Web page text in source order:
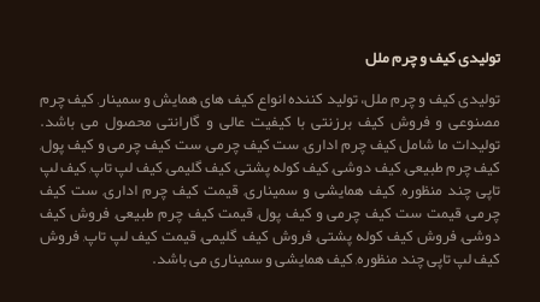
تولیدی کیف و چرم ملل
تولیدی کیف و چرم ملل، تولید کننده انواع کیف های همایش و سمینار, کیف چرم
مصنوعی و فروش کیف برزنتی با کیفیت عالی و گارانتی محصول می باشد.
تولیدات ما شامل کیف چرم اداری, ست کیف چرمی, ست کیف چرمی و کیف پول,
کیف چرم طبیعی, کیف دوشی, کیف کوله پشتی, کیف گلیمی, کیف لپ تاپ, کیف لپ
تاپی چند منظوره, کیف همایشی و سمیناری, قیمت کیف چرم اداری, ست کیف
چرمی, قیمت ست کیف چرمی و کیف پول, قیمت کیف چرم طبیعی, فروش کیف
دوشی, فروش کیف کوله پشتی, فروش کیف گلیمی, قیمت کیف لپ تاپ, فروش
کیف لپ تاپی چند منظوره, کیف همایشی و سمیناری می باشد.